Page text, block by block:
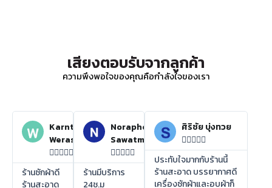
เสียงตอบรับจากลูกค้า
ความพึงพอใจของคุณคือกำลังใจของเรา
Karnthida
Weraswsthada

ร้านซักผ้าดี
ร้านสะอาด
Noraphon
Sawatmuang

ร้านมีบริการ
24ช.ม
ศิริชัย บุ่งทวย

ประทับใจมากกับร้านนี้
ร้านสะอาด บรรยากาศดี
เครื่องซักผ้าและอบผ้าก็